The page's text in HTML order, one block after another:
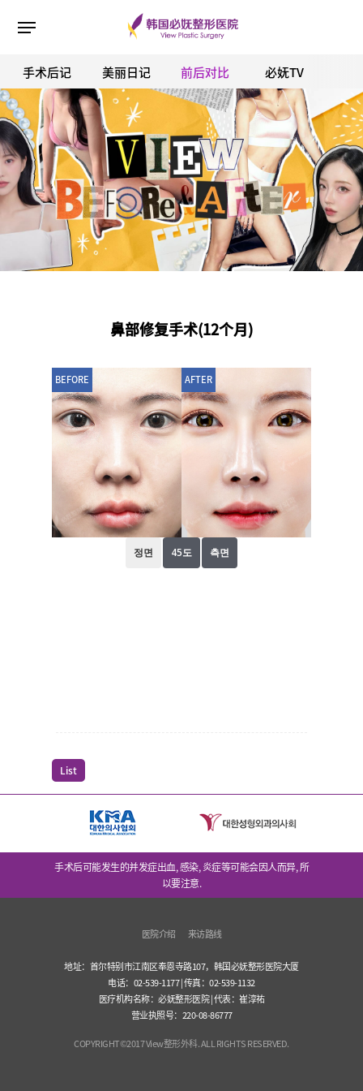
ESC 버튼을 누르면 검색창을 닫을 수 있습니다.
手术后记 美丽日记 前后对比 必妩TV
鼻部修复手术(12个月)
BEFORE AFTER
List
手术后可能发生的并发症出血, 感染, 炎症等可能会因人而异, 所
以要注意.
医院介绍 来访路线
地址：首尔特别市江南区奉恩寺路107，韩国必妩整形医院大厦
电话：02-539-1177 | 传真：02-539-1132
医疗机构名称：必妩整形医院 | 代表：崔淳祐
营业执照号：220-08-86777
COPYRIGHT©2017 View整形外科. ALL RIGHTS RESERVED.